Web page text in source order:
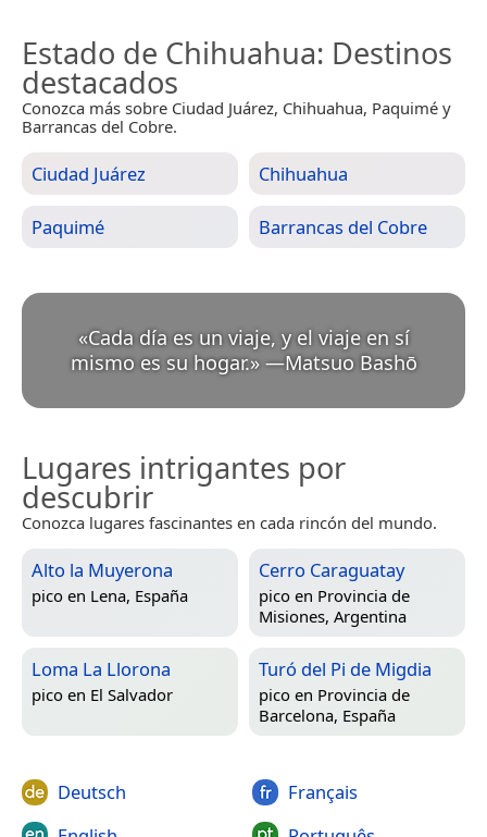
Estado de Chihuahua: Destinos
destacados
Conozca más sobre Ciudad Juárez, Chihuahua, Paquimé y
Barrancas del Cobre.
Ciudad Juárez Chihuahua
Paquimé Barrancas del Cobre
«Cada día es un viaje, y el viaje en sí
mismo es su hogar.» —Matsuo Bashō
Lugares intrigantes por
descubrir
Conozca lugares fascinantes en cada rincón del mundo.
Alto la Muyerona
pico en Lena, España
Cerro Caraguatay
pico en Provincia de
Misiones, Argentina
Loma La Llorona
pico en El Salvador
Turó del Pi de Migdia
pico en Provincia de
Barcelona, España
Deutsch
Français